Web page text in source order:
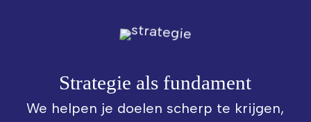
Strategie als fundament
We helpen je doelen scherp te krijgen,